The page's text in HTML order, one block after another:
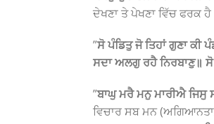
ਦੇਖਣਾ ਤੇ ਪੇਖਣਾ ਵਿੱਚ ਫਰਕ
”ਸੋ ਪੰਡਿਤੁ ਜੋ ਤਿਹਾਂ ਗੁਣਾ
ਸਦਾ ਅਲਗੁ ਰਹੈ ਨਿਰਬਾਣੁ॥
”ਬਾਘੁ ਮਰੈ ਮਨੁ ਮਾਰੀਐ
ਵਿਚਾਰ ਸਬ ਮਨ